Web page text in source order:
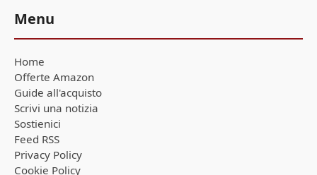
Menu
Home
Offerte Amazon
Guide all'acquisto
Scrivi una notizia
Sostienici
Feed RSS
Privacy Policy
Cookie Policy